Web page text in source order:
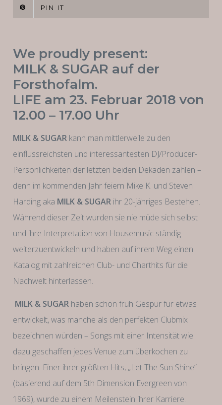
PIN IT
We proudly present:
MILK & SUGAR auf der
Forsthofalm.
LIFE am 23. Februar 2018 von
12.00 – 17.00 Uhr
MILK & SUGAR kann man mittlerweile zu den
einflussreichsten und interessantesten DJ/Producer-
Persönlichkeiten der letzten beiden Dekaden zählen –
denn im kommenden Jahr feiern Mike K. und Steven
Harding aka MILK & SUGAR ihr 20-jähriges Bestehen.
Während dieser Zeit wurden sie nie müde sich selbst
und ihre Interpretation von Housemusic ständig
weiterzuentwickeln und haben auf ihrem Weg einen
Katalog mit zahlreichen Club- und Charthits für die
Nachwelt hinterlassen.
MILK & SUGAR haben schon früh Gespür für etwas
entwickelt, was manche als den perfekten Clubmix
bezeichnen würden – Songs mit einer Intensität wie
dazu geschaffen jedes Venue zum überkochen zu
bringen. Einer ihrer größten Hits, „Let The Sun Shine“
(basierend auf dem 5th Dimension Evergreen von
1969), wurde zu einem Meilenstein ihrer Karriere.